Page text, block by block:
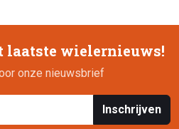
laatste wielernieuws!
onze nieuwsbrief
Inschrijven